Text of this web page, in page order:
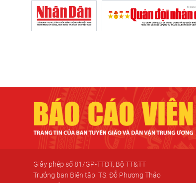
Giấy phép số 81/GP-TTĐT, Bộ TT&TT
Trưởng ban Biên tập: TS. Đỗ Phương Thảo